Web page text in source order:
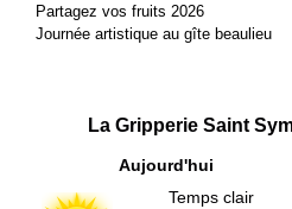
Partagez vos fruits 2026
Journée artistique au gîte beaulieu
La Gripperie Saint
Aujourd'hui
Temps clair